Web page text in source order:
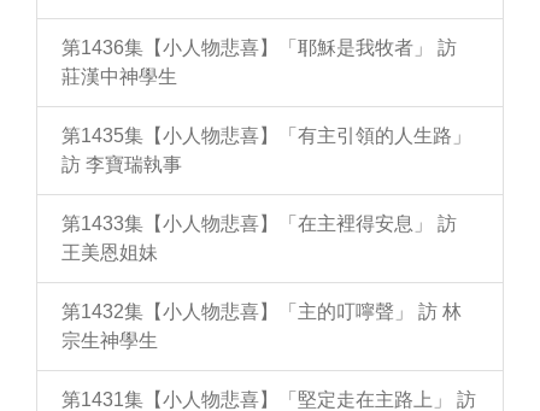
第1436集【小人物悲喜】「耶穌是我牧者」 訪
莊漢中神學生
第1435集【小人物悲喜】「有主引領的人生路」
訪 李寶瑞執事
第1433集【小人物悲喜】「在主裡得安息」 訪
王美恩姐妹
第1432集【小人物悲喜】「主的叮嚀聲」 訪 林
宗生神學生
第1431集【小人物悲喜】「堅定走在主路上」 訪